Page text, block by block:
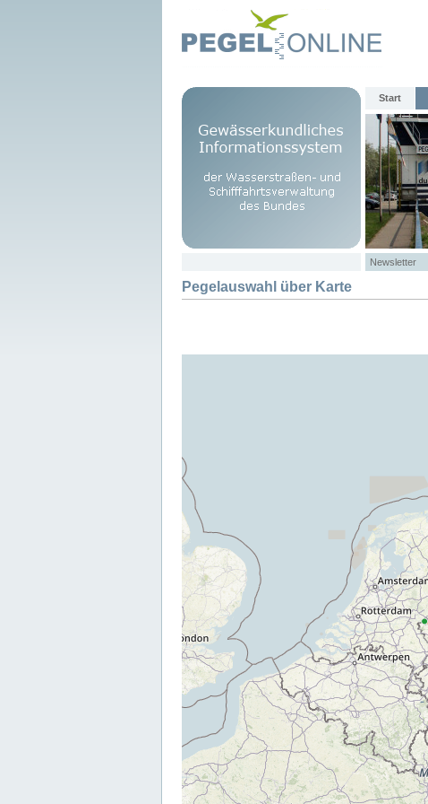
Start
Newsletter
Pegelauswahl über Karte